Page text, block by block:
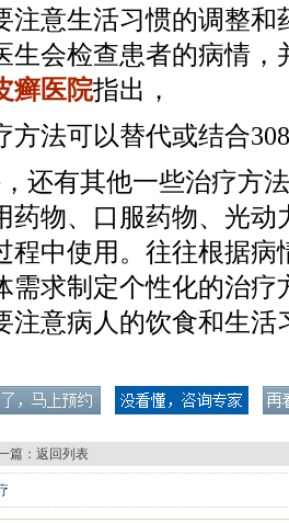
注意生活习惯的调整和
生会检查患者的病情，
癣医院指出，
方法可以替代或结合
还有其他一些治疗方
药物、口服药物、光动
程中使用。往往根据病
需求制定个性化的治疗
注意病人的饮食和生活
篇： 返回列表